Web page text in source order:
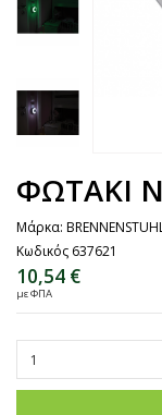
ΦΩΤΑΚΙ
Μάρκα:
Κωδικός 637621
10,54 €
με ΦΠΑ